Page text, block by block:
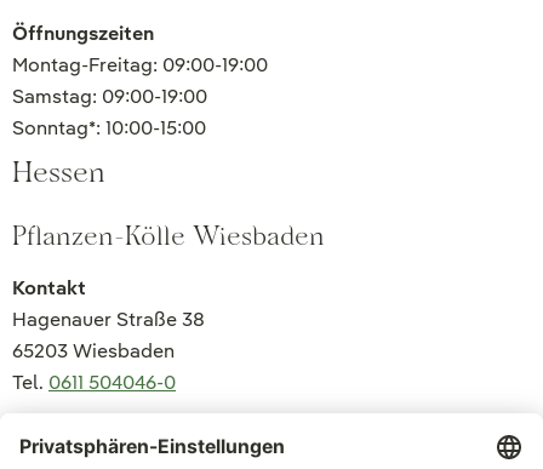
Öffnungszeiten
Montag-Freitag: 09:00-19:00
Samstag: 09:00-19:00
Sonntag*: 10:00-15:00
Hessen
Pflanzen-Kölle Wiesbaden
Kontakt
Hagenauer Straße 38
65203 Wiesbaden
Tel. 0611 504046-0
Öffnungszeiten